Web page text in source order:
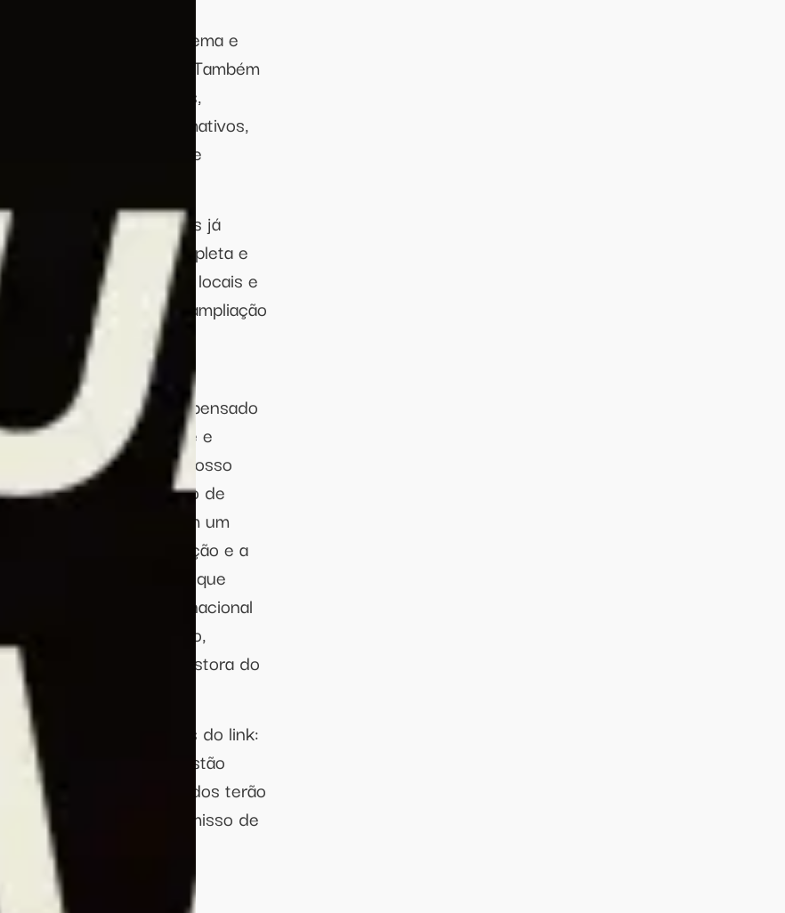
artes cênicas, cinema e
popular e urbana. Também
como oficinas, cursos,
juvenil), encontros formativos,
eventos corporativos e
equipamentos técnicos já
e infraestrutura completa e
para produções locais e
origens, com foco na ampliação
agenda diversa e
de tudo, um espaço pensado
estrutura, acessibilidade e
do campo artístico. Nosso
reais para a realização de
e educadores em um
para a criação e a
programação diversa, que
valorize a cena local e nacional
experiência de encontro,
Renata Rezende, gestora do
suas propostas através do link:
necessárias estão
Projetos selecionados terão
espaço, com o compromisso de